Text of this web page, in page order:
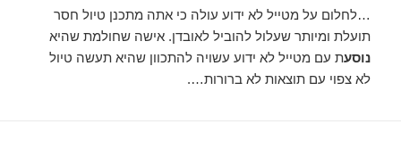
…לחלום על מטייל לא ידוע עולה כי אתה מתכנן טיול חסר
תועלת ומיותר שעלול להוביל לאובדן. אישה שחולמת שהיא
נוסעת עם מטייל לא ידוע עשויה להתכוון שהיא תעשה טיול
לא צפוי עם תוצאות לא ברורות….